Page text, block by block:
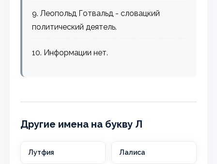
9. Леопольд Готвальд - словацкий
политический деятель.
10. Информации нет.
Другие имена на букву Л
Лутфия Лалиса